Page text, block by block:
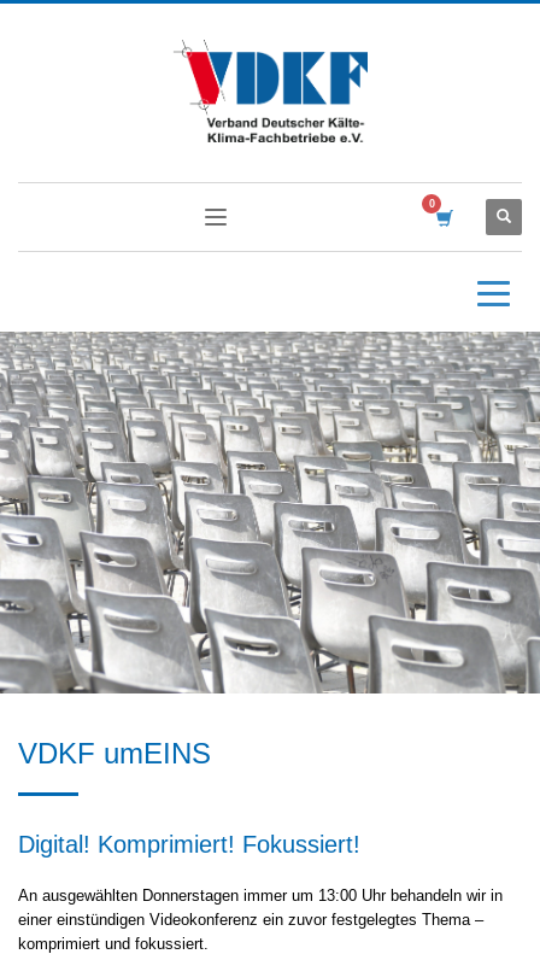
VDKF umEINS
Digital! Komprimiert! Fokussiert!
An ausgewählten Donnerstagen immer um 13:00 Uhr behandeln wir in
einer einstündigen Videokonferenz ein zuvor festgelegtes Thema –
komprimiert und fokussiert.